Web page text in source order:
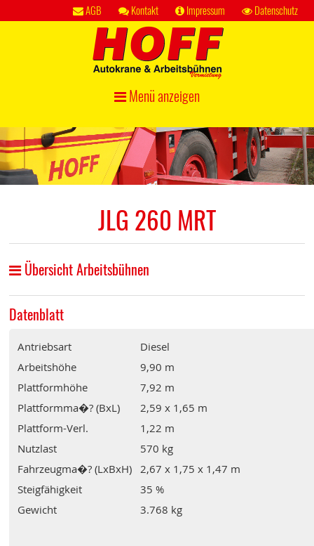
AGB Kontakt Impressum Datenschutz
Menü anzeigen
JLG 260 MRT
Übersicht Arbeitsbühnen
Datenblatt
Antriebsart
Diesel
Arbeitshöhe
9,90 m
Plattformhöhe
7,92 m
Plattformma�? (BxL)
2,59 x 1,65 m
Plattform-Verl.
1,22 m
Nutzlast
570 kg
Fahrzeugma�? (LxBxH)
2,67 x 1,75 x 1,47 m
Steigfähigkeit
35 %
Gewicht
3.768 kg